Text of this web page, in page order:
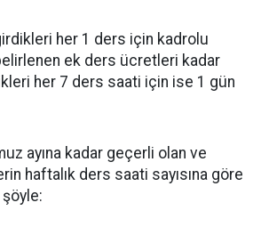
her 1 ders için kadrolu
ek ders ücretleri kadar
her 7 ders saati için ise 1 gün
ayına kadar geçerli olan ve
haftalık ders saati sayısına göre
şöyle: